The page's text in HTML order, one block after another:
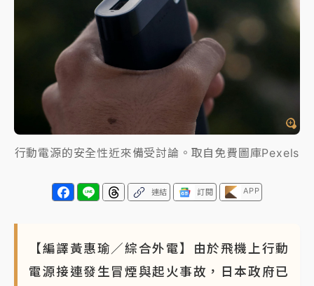
中信慈善基金會想增加董事人數！辜仲諒向法院聲請遭
駁 理由曝光
故宮《龍藏經》特展第2檔！今線上預約開賣一度塞車
周六起展出延長至晚上7時
台東農業處長涉圖利渡假村！東檢抗告成功 今重開羈
押庭
雨熱區曝
行動電源的安全性近來備受討論。取自免費圖庫Pexels
連結 訂閱 APP
【編譯黃惠瑜／綜合外電】由於飛機上行動
電源接連發生冒煙與起火事故，日本政府已